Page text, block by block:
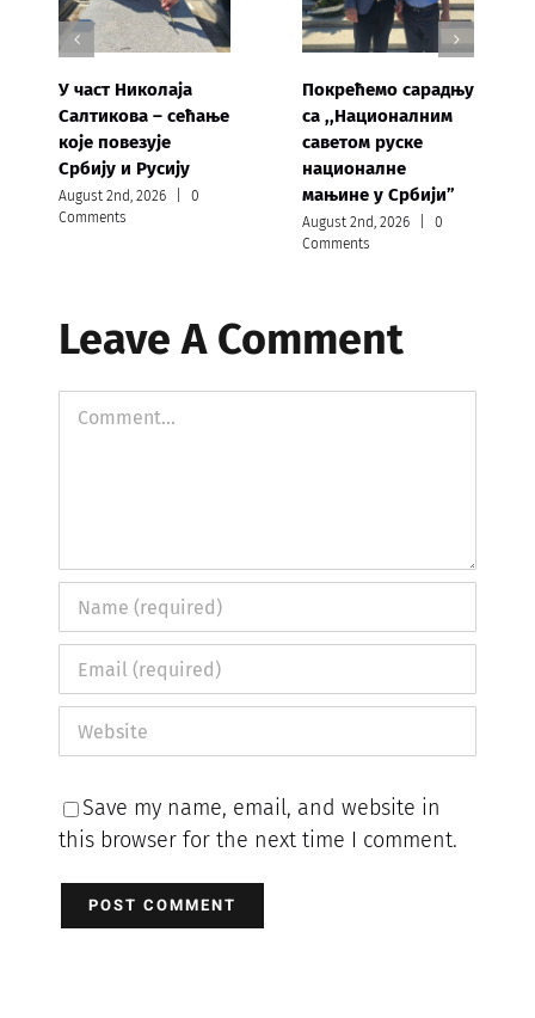
У част Николаја
Салтикова – сећање
које повезује
Србију и Русију
August 2nd, 2026
0
Comments
Покрећемо сарадњу
са ,,Националним
саветом руске
националне
мањине у Србији”
August 2nd, 2026
0
Comments
Leave A Comment
Comment
Save my name, email, and website in
this browser for the next time I comment.